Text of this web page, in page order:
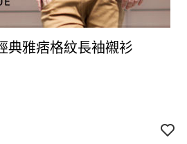
典雅痞格紋長袖襯衫